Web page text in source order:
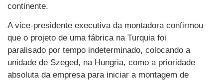
continente.
A vice-presidente executiva da montadora confirmou
que o projeto de uma fábrica na Turquia foi
paralisado por tempo indeterminado, colocando a
unidade de Szeged, na Hungria, como a prioridade
absoluta da empresa para iniciar a montagem de